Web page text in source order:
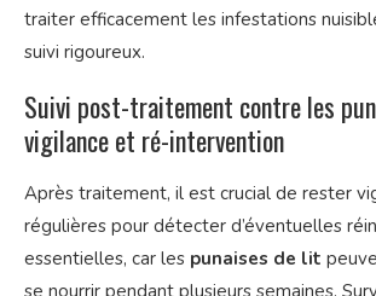
traiter efficacement les infestations
suivi rigoureux.
Suivi post-traitement contre les
vigilance et ré-intervention
Après traitement, il est crucial de rester
régulières pour détecter d’éventuelles
essentielles, car les punaises de lit
se nourrir pendant plusieurs semaines.